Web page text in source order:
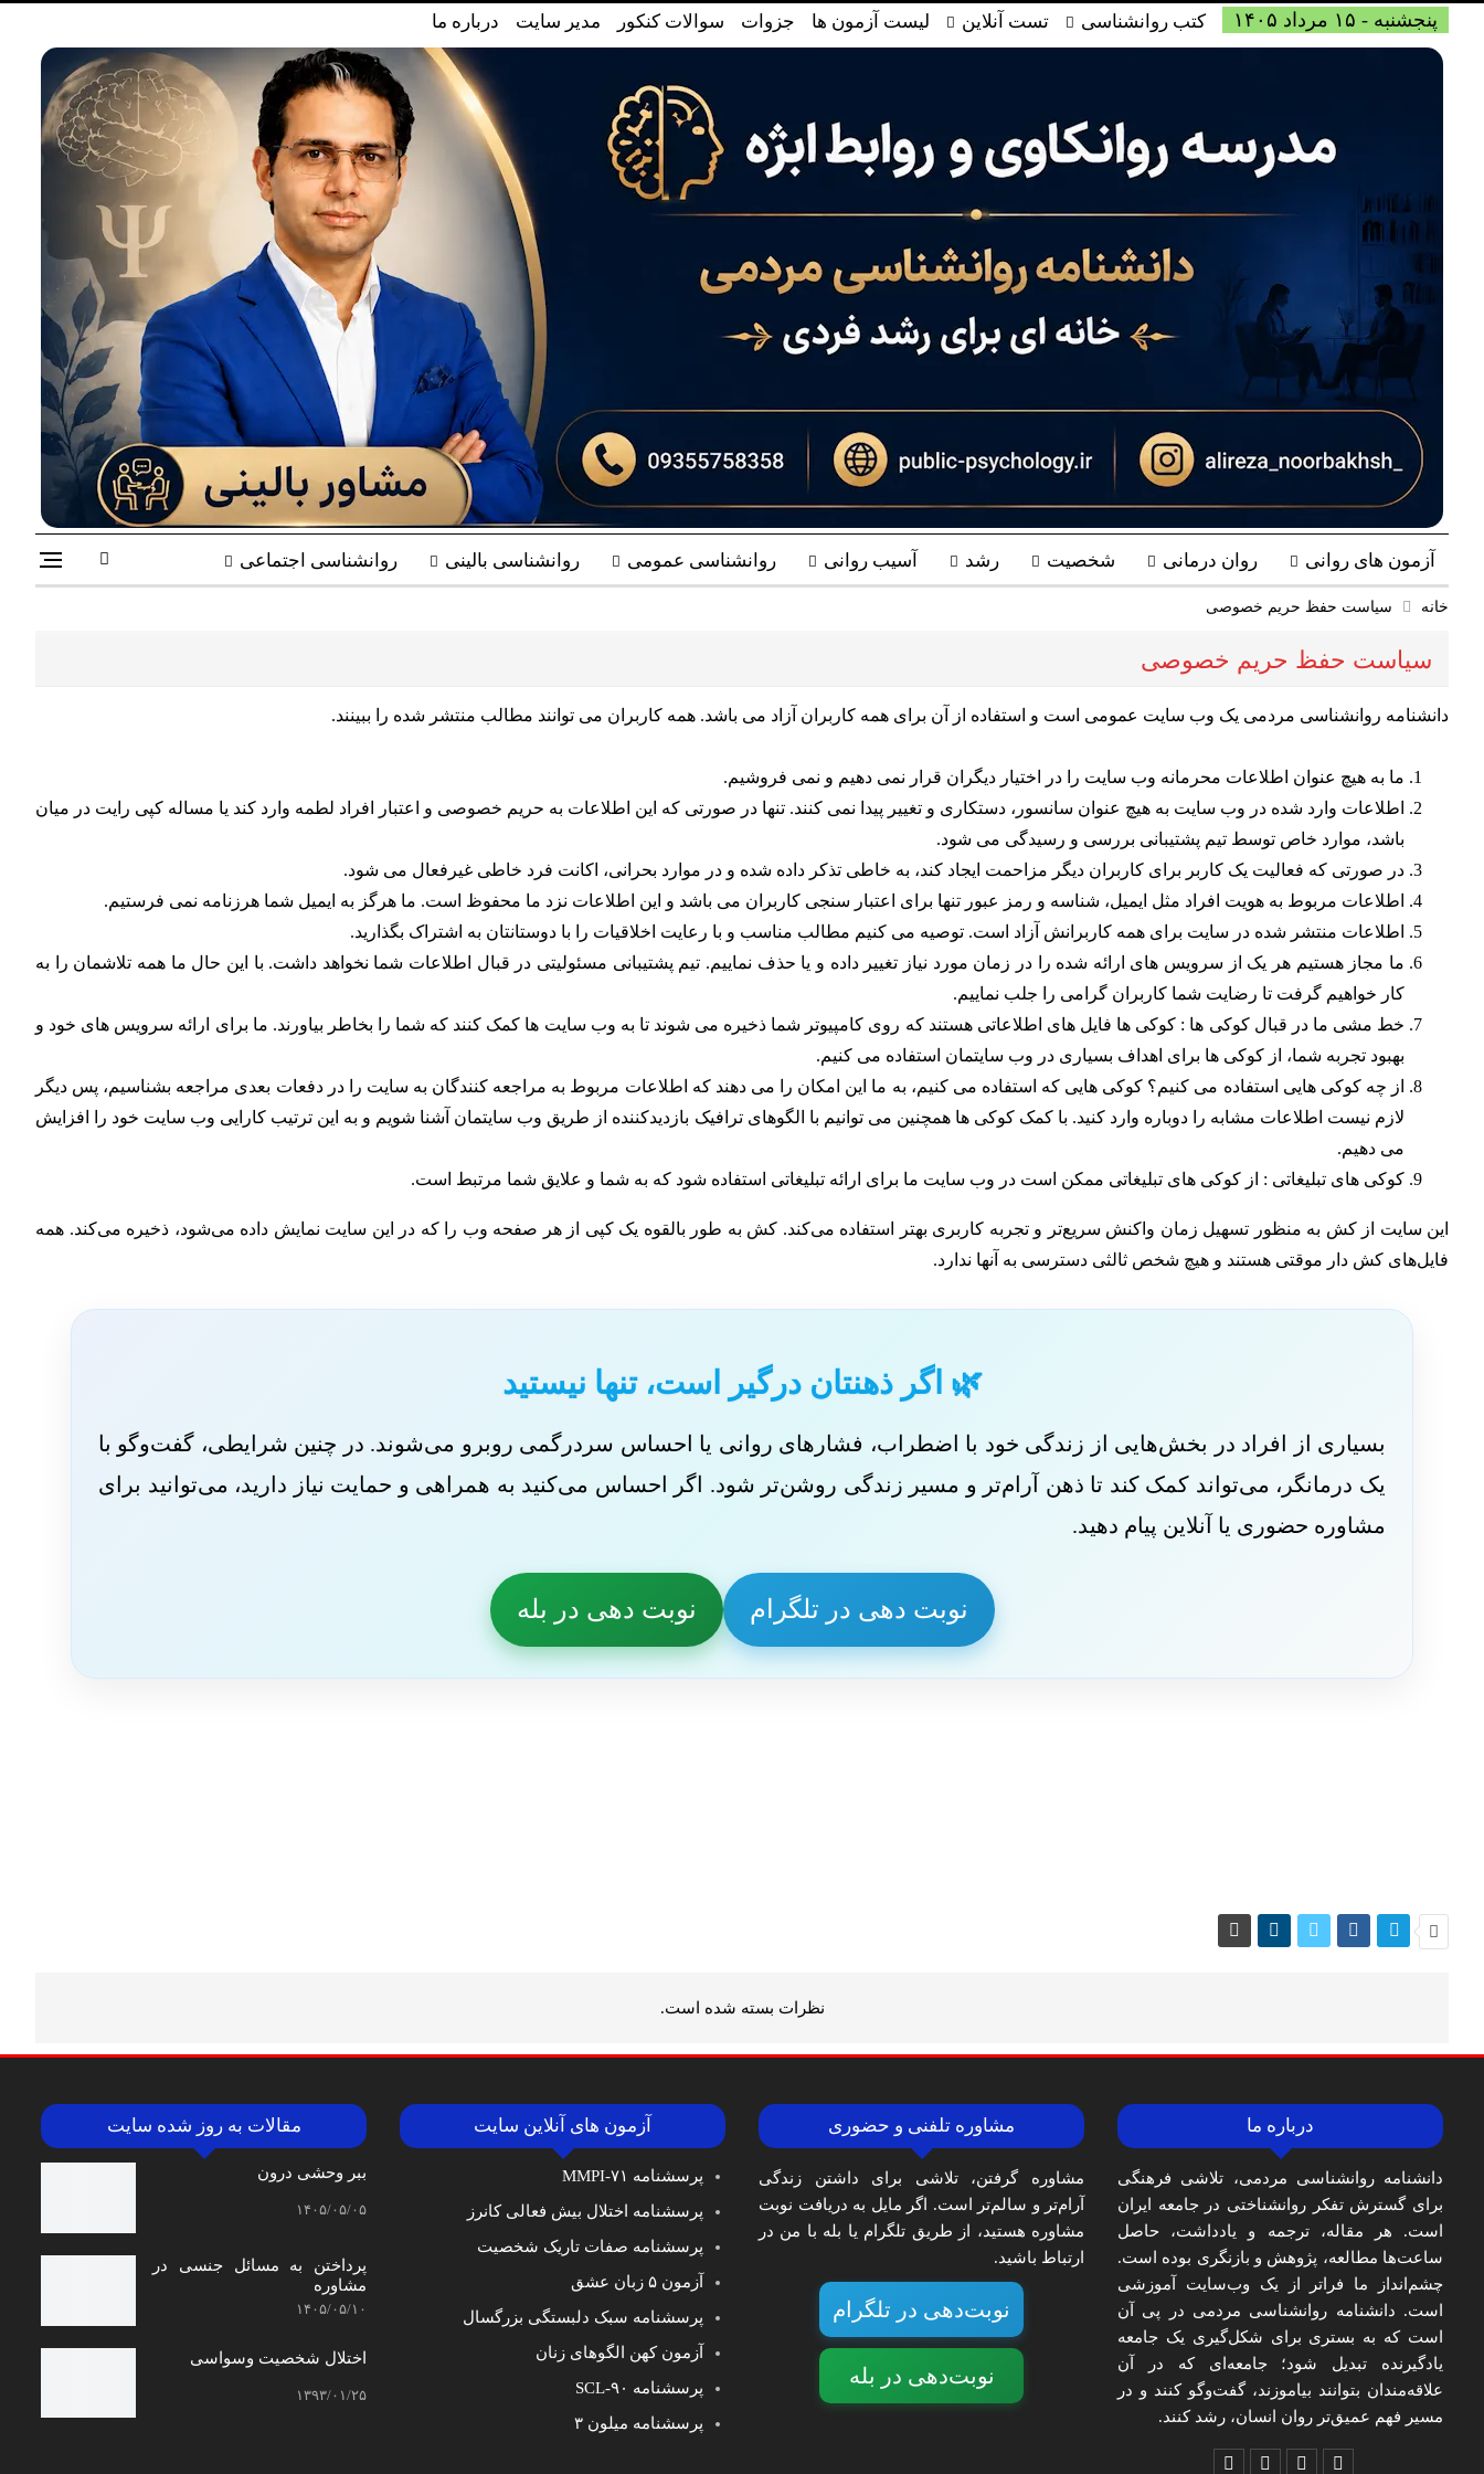
پنجشنبه - ۱۵ مرداد ۱۴۰۵ کتب روانشناسی تست آنلاین لیست آزمون ها جزوات سوالات کنکور مدیر سایت درباره ما
آزمون های روانی روان درمانی شخصیت رشد آسیب روانی روانشناسی عمومی روانشناسی بالینی روانشناسی اجتماعی
خانه سیاست حفظ حریم خصوصی
سیاست حفظ حریم خصوصی
دانشنامه روانشناسی مردمی یک وب سایت عمومی است و استفاده از آن برای همه کاربران آزاد می باشد. همه کاربران می توانند مطالب منتشر شده را ببینند.
ما به هیچ عنوان اطلاعات محرمانه وب سایت را در اختیار دیگران قرار نمی دهیم و نمی فروشیم.
اطلاعات وارد شده در وب سایت به هیچ عنوان سانسور، دستکاری و تغییر پیدا نمی کنند. تنها در صورتی که این اطلاعات به حریم خصوصی و اعتبار افراد لطمه وارد کند یا مساله کپی رایت در میان
باشد، موارد خاص توسط تیم پشتیبانی بررسی و رسیدگی می شود.
در صورتی که فعالیت یک کاربر برای کاربران دیگر مزاحمت ایجاد کند، به خاطی تذکر داده شده و در موارد بحرانی، اکانت فرد خاطی غیرفعال می شود.
اطلاعات مربوط به هویت افراد مثل ایمیل، شناسه و رمز عبور تنها برای اعتبار سنجی کاربران می باشد و این اطلاعات نزد ما محفوظ است. ما هرگز به ایمیل شما هرزنامه نمی فرستیم.
اطلاعات منتشر شده در سایت برای همه کاربرانش آزاد است. توصیه می کنیم مطالب مناسب و با رعایت اخلاقیات را با دوستانتان به اشتراک بگذارید.
ما مجاز هستیم هر یک از سرویس های ارائه شده را در زمان مورد نیاز تغییر داده و یا حذف نماییم. تیم پشتیبانی مسئولیتی در قبال اطلاعات شما نخواهد داشت. با این حال ما همه تلاشمان را به
کار خواهیم گرفت تا رضایت شما کاربران گرامی را جلب نماییم.
خط مشی ما در قبال کوکی ها : کوکی ها فایل های اطلاعاتی هستند که روی کامپیوتر شما ذخیره می شوند تا به وب سایت ها کمک کنند که شما را بخاطر بیاورند. ما برای ارائه سرویس های خود و
بهبود تجربه شما، از کوکی ها برای اهداف بسیاری در وب سایتمان استفاده می کنیم.
از چه کوکی هایی استفاده می کنیم؟ کوکی هایی که استفاده می کنیم، به ما این امکان را می دهند که اطلاعات مربوط به مراجعه کنندگان به سایت را در دفعات بعدی مراجعه بشناسیم، پس دیگر
لازم نیست اطلاعات مشابه را دوباره وارد کنید. با کمک کوکی ها همچنین می توانیم با الگوهای ترافیک بازدیدکننده از طریق وب سایتمان آشنا شویم و به این ترتیب کارایی وب سایت خود را افزایش
می دهیم.
کوکی های تبلیغاتی : از کوکی های تبلیغاتی ممکن است در وب سایت ما برای ارائه تبلیغاتی استفاده شود که به شما و علایق شما مرتبط است.
این سایت از کش به منظور تسهیل زمان واکنش سریع‌تر و تجربه کاربری بهتر استفاده می‌کند. کش به طور بالقوه یک کپی از هر صفحه وب را که در این سایت نمایش داده می‌شود، ذخیره می‌کند. همه
فایل‌های کش دار موقتی هستند و هیچ شخص ثالثی دسترسی به آنها ندارد.
🌿 اگر ذهنتان درگیر است، تنها نیستید
بسیاری از افراد در بخش‌هایی از زندگی خود با اضطراب، فشارهای روانی یا احساس سردرگمی روبرو می‌شوند. در چنین شرایطی، گفت‌وگو با
یک درمانگر، می‌تواند کمک کند تا ذهن آرام‌تر و مسیر زندگی روشن‌تر شود. اگر احساس می‌کنید به همراهی و حمایت نیاز دارید، می‌توانید برای
مشاوره حضوری یا آنلاین پیام دهید.
نوبت دهی در تلگرام نوبت دهی در بله
نظرات بسته شده است.
درباره ما
دانشنامه روانشناسی مردمی، تلاشی فرهنگی
برای گسترش تفکر روانشناختی در جامعه ایران
است. هر مقاله، ترجمه و یادداشت، حاصل
ساعت‌ها مطالعه، پژوهش و بازنگری بوده است.
چشم‌انداز ما فراتر از یک وب‌سایت آموزشی
است. دانشنامه روانشناسی مردمی در پی آن
است که به بستری برای شکل‌گیری یک جامعه
یادگیرنده تبدیل شود؛ جامعه‌ای که در آن
علاقه‌مندان بتوانند بیاموزند، گفت‌وگو کنند و در
مسیر فهم عمیق‌تر روان انسان، رشد کنند.
مشاوره تلفنی و حضوری
مشاوره گرفتن، تلاشی برای داشتن زندگی
آرام‌تر و سالم‌تر است. اگر مایل به دریافت نوبت
مشاوره هستید، از طریق تلگرام یا بله با من در
ارتباط باشید.
نوبت‌دهی در تلگرام
نوبت‌دهی در بله
آزمون های آنلاین سایت
پرسشنامه MMPI-۷۱
پرسشنامه اختلال بیش فعالی کانرز
پرسشنامه صفات تاریک شخصیت
آزمون ۵ زبان عشق
پرسشنامه سبک دلبستگی بزرگسال
آزمون کهن الگوهای زنان
پرسشنامه SCL-۹۰
پرسشنامه میلون ۳
مقالات به روز شده سایت
ببر وحشی درون
۱۴۰۵/۰۵/۰۵
پرداختن به مسائل جنسی در
مشاوره
۱۴۰۵/۰۵/۱۰
اختلال شخصیت وسواسی
۱۳۹۳/۰۱/۲۵